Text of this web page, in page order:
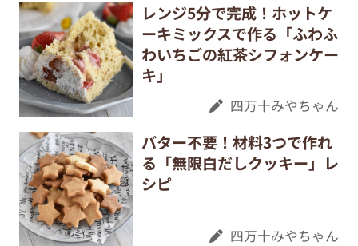
レンジ5分で完成！ホットケ
ーキミックスで作る「ふわふ
わいちごの紅茶シフォンケー
キ」
四万十みやちゃん
バター不要！材料3つで作れ
る「無限白だしクッキー」レ
シピ
四万十みやちゃん